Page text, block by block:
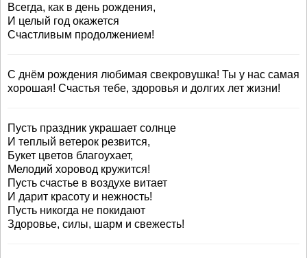
Всегда, как в день рождения,
И целый год окажется
Счастливым продолжением!
С днём рождения любимая свекровушка! Ты у нас самая
хорошая! Счастья тебе, здоровья и долгих лет жизни!
Пусть праздник украшает солнце
И теплый ветерок резвится,
Букет цветов благоухает,
Мелодий хоровод кружится!
Пусть счастье в воздухе витает
И дарит красоту и нежность!
Пусть никогда не покидают
Здоровье, силы, шарм и свежесть!